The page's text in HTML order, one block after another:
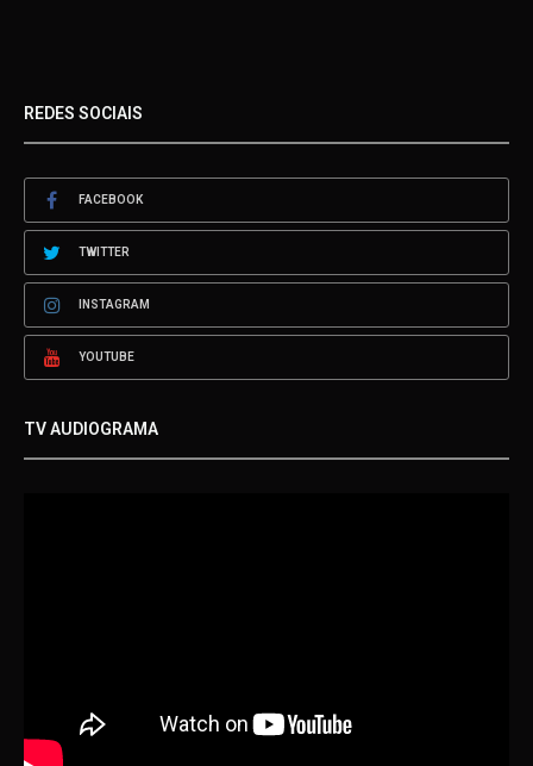
REDES SOCIAIS
FACEBOOK
TWITTER
INSTAGRAM
YOUTUBE
TV AUDIOGRAMA